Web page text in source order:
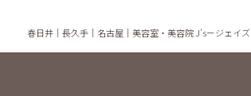
春日井｜長久手｜名古屋｜美容室・美容院 J's－ジェイズ